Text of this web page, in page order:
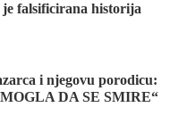
falsificirana historija
i njegovu porodicu:
DA SE SMIRE“